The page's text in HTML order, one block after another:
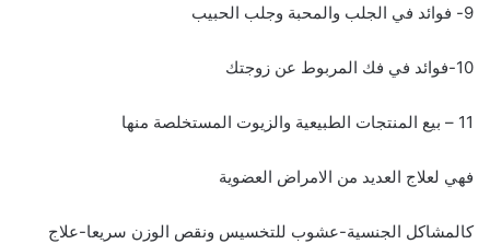
9- فوائد في الجلب والمحبة وجلب الحبيب
10-فوائد في فك المربوط عن زوجتك
11 – بيع المنتجات الطبيعية والزيوت المستخلصة منها
فهي لعلاج العديد من الامراض العضوية
كالمشاكل الجنسية-عشوب للتخسيس ونقص الوزن سريعا-علاج